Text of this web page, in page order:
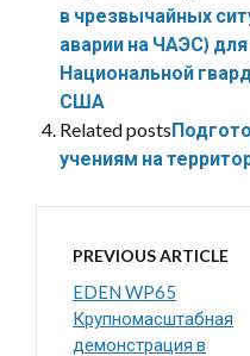
в чрезвычайных
аварии на ЧАЭС)
Национальной
США
Related posts
учениям на
PREVIOUS ARTICLE
EDEN WP65
Крупномасштабная
демонстрация в